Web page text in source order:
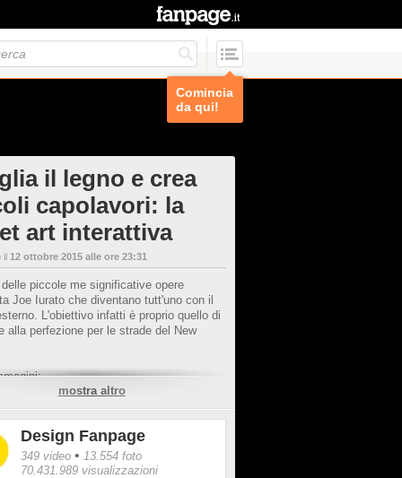
Comincia
da qui!
il legno e crea
capolavori: la
art interattiva
il 12 ottobre 2015 alle ore 23:31
piccole me significative opere
Joe Iurato che diventano tutt'uno con il
L'obiettivo infatti è proprio quello di
alla perfezione per le strade del New
joe.iurato.7
mostra altro
Design Fanpage
349 video • 13.554 foto
70.431.989 visualizzazioni